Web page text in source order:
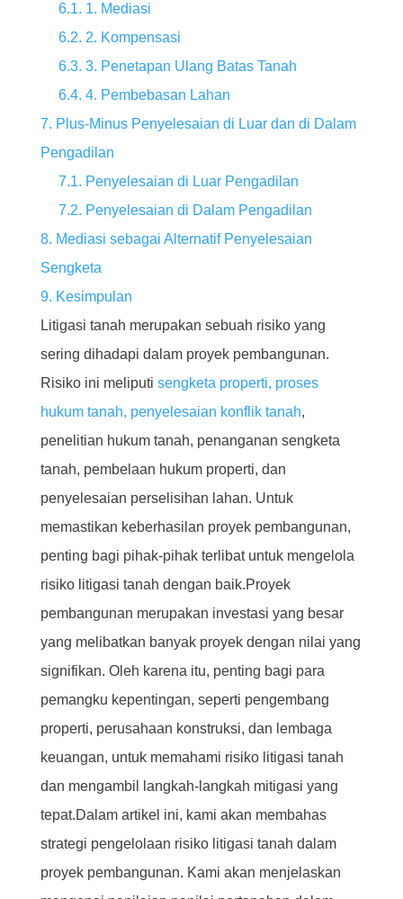
6.1. 1. Mediasi
6.2. 2. Kompensasi
6.3. 3. Penetapan Ulang Batas Tanah
6.4. 4. Pembebasan Lahan
7. Plus-Minus Penyelesaian di Luar dan di Dalam
Pengadilan
7.1. Penyelesaian di Luar Pengadilan
7.2. Penyelesaian di Dalam Pengadilan
8. Mediasi sebagai Alternatif Penyelesaian
Sengketa
9. Kesimpulan
Litigasi tanah merupakan sebuah risiko yang
sering dihadapi dalam proyek pembangunan.
Risiko ini meliputi sengketa properti, proses
hukum tanah, penyelesaian konflik tanah,
penelitian hukum tanah, penanganan sengketa
tanah, pembelaan hukum properti, dan
penyelesaian perselisihan lahan. Untuk
memastikan keberhasilan proyek pembangunan,
penting bagi pihak-pihak terlibat untuk mengelola
risiko litigasi tanah dengan baik.Proyek
pembangunan merupakan investasi yang besar
yang melibatkan banyak proyek dengan nilai yang
signifikan. Oleh karena itu, penting bagi para
pemangku kepentingan, seperti pengembang
properti, perusahaan konstruksi, dan lembaga
keuangan, untuk memahami risiko litigasi tanah
dan mengambil langkah-langkah mitigasi yang
tepat.Dalam artikel ini, kami akan membahas
strategi pengelolaan risiko litigasi tanah dalam
proyek pembangunan. Kami akan menjelaskan